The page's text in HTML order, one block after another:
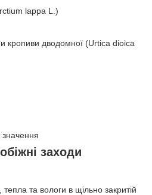
lappa L.)
кропиви дводомної (Urtica dioica
заходи
тепла та вологи в щільно закритій